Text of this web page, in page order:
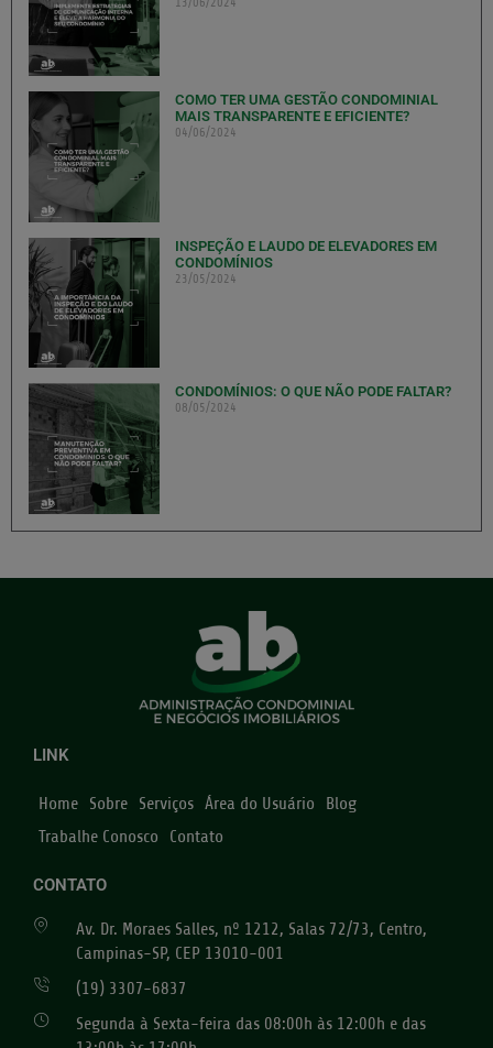
COMO TER UMA GESTÃO CONDOMINIAL
MAIS TRANSPARENTE E EFICIENTE?
04/06/2024
INSPEÇÃO E LAUDO DE ELEVADORES EM
CONDOMÍNIOS
23/05/2024
CONDOMÍNIOS: O QUE NÃO PODE FALTAR?
08/05/2024
LINK
Home Sobre Serviços Área do Usuário
Blog
Trabalhe Conosco
Contato
CONTATO
Av. Dr. Moraes Salles, nº 1212, Salas 72/73, Centro,
Campinas-SP, CEP 13010-001
(19) 3307-6837
Segunda à Sexta-feira das 08:00h às 12:00h e das